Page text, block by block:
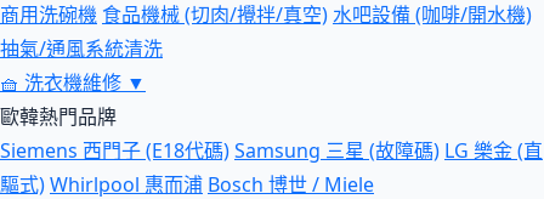
商用洗碗機 食品機械 (切肉/攪拌/真空)水吧設備 (咖啡/開水機)
抽氣/通風系統清洗
🧺 洗衣機維修 ▼
歐韓熱門品牌
Siemens 西門子 (E18代碼)Samsung 三星 (故障碼) LG 樂金 (直
驅式)Whirlpool 惠而浦 Bosch 博世 / Miele